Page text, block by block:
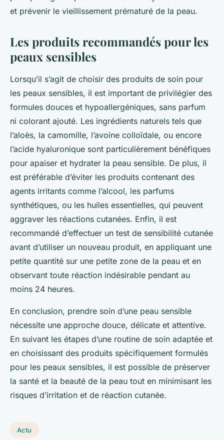
et prévenir le vieillissement prématuré de la peau.
Les produits recommandés pour les
peaux sensibles
Lorsqu’il s’agit de choisir des produits de soin pour
les peaux sensibles, il est important de privilégier des
formules douces et hypoallergéniques, sans parfum
ni colorant ajouté. Les ingrédients naturels tels que
l’aloès, la camomille, l’avoine colloïdale, ou encore
l’acide hyaluronique sont particulièrement bénéfiques
pour apaiser et hydrater la peau sensible. De plus, il
est préférable d’éviter les produits contenant des
agents irritants comme l’alcool, les parfums
synthétiques, ou les huiles essentielles, qui peuvent
aggraver les réactions cutanées. Enfin, il est
recommandé d’effectuer un test de sensibilité cutanée
avant d’utiliser un nouveau produit, en appliquant une
petite quantité sur une petite zone de la peau et en
observant toute réaction indésirable pendant au
moins 24 heures.
En conclusion, prendre soin d’une peau sensible
nécessite une approche douce, délicate et attentive.
En suivant les étapes d’une routine de soin adaptée et
en choisissant des produits spécifiquement formulés
pour les peaux sensibles, il est possible de préserver
la santé et la beauté de la peau tout en minimisant les
risques d’irritation et de réaction cutanée.
Actu